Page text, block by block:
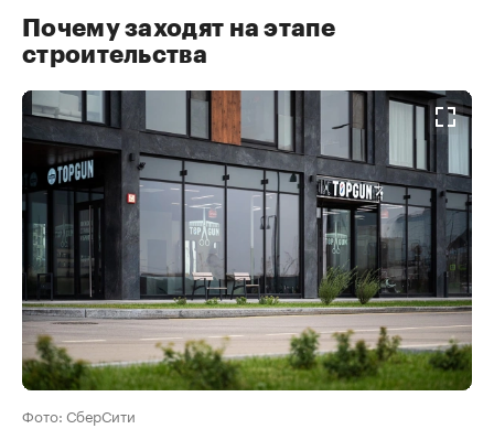
Почему заходят на этапе
строительства
Фото: СберСити